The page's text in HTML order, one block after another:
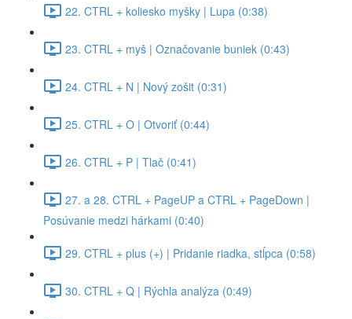
22. CTRL + koliesko myšky | Lupa (0:38)
23. CTRL + myš | Označovanie buniek (0:43)
24. CTRL + N | Nový zošit (0:31)
25. CTRL + O | Otvoriť (0:44)
26. CTRL + P | Tlač (0:41)
27. a 28. CTRL + PageUP a CTRL + PageDown |
Posúvanie medzi hárkami (0:40)
29. CTRL + plus (+) | Pridanie riadka, stĺpca (0:58)
30. CTRL + Q | Rýchla analýza (0:49)